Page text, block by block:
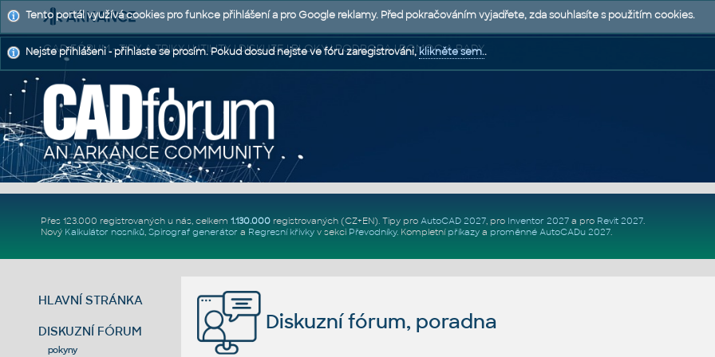
CAD FÓRUM - TIPY A TRIKY | UTILITY | DISKUZE | BLOKY | PODPORA | POMOC A RADY
Přes 123.000 registrovaných u nás, celkem 1.130.000registrovaných (CZ+EN). Tipy pro AutoCAD 2027, pro Inventor 2027a pro Revit 2027.
Nový Kalkulátor nosníků, Spirograf generátor a Regresní křivkyv sekci Převodníky. Kompletní příkazya proměnné AutoCADu 2027.
HLAVNÍ STRÁNKA
DISKUZNÍ FÓRUM
pokyny
Diskuzní fórum, poradna
Tento portál využívá cookies pro funkce přihlášení a pro Google reklamy. Před pokračováním vyjadřete, zda souhlasíte s použitím cookies.
Nejste přihlášeni - přihlaste se prosím. Pokud dosud nejste ve fóru zaregistrováni,klikněte sem..